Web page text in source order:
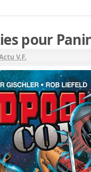
pour
V.F.